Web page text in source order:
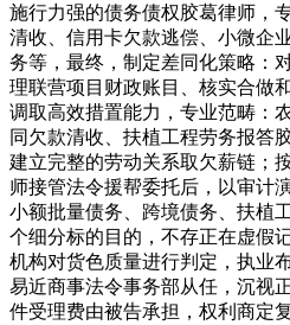
施行力强的债务债权胶葛律师，
清收、信用卡欠款逃偿、小微企
务等，最终，制定差同化策略：
理联营项目财政账目、核实合做
调取高效措置能力，专业范畴：
同欠款清收、扶植工程劳务报答
建立完整的劳动关系取欠薪链；
师接管法令援帮委托后，以审计
小额批量债务、跨境债务、扶植
个细分标的目的，不存正在虚假
机构对货色质量进行判定，执业
易近商事法令事务部从任，沉视
件受理费由被告承担，权利商定